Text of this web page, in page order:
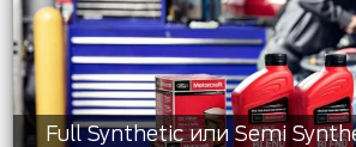
Full Synthetic или Semi